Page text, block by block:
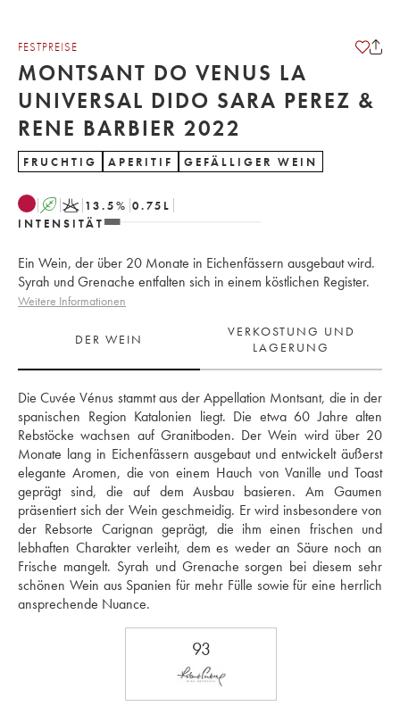
FESTPREISE
MONTSANT DO VENUS LA
UNIVERSAL DIDO SARA PEREZ &
RENE BARBIER 2022
FRUCHTIG APERITIF GEFÄLLIGER WEIN
A K 13.5% 0.75 L
INTENSITÄT
Ein Wein, der über 20 Monate in Eichenfässern ausgebaut wird.
Syrah und Grenache entfalten sich in einem köstlichen Register.
Weitere Informationen
DER WEIN
VERKOSTUNG UND
LAGERUNG
Die Cuvée Vénus stammt aus der Appellation Montsant, die in der
spanischen Region Katalonien liegt. Die etwa 60 Jahre alten
Rebstöcke wachsen auf Granitboden. Der Wein wird über 20
Monate lang in Eichenfässern ausgebaut und entwickelt äußerst
elegante Aromen, die von einem Hauch von Vanille und Toast
geprägt sind, die auf dem Ausbau basieren. Am Gaumen
präsentiert sich der Wein geschmeidig. Er wird insbesondere von
der Rebsorte Carignan geprägt, die ihm einen frischen und
lebhaften Charakter verleiht, dem es weder an Säure noch an
Frische mangelt. Syrah und Grenache sorgen bei diesem sehr
schönen Wein aus Spanien für mehr Fülle sowie für eine herrlich
ansprechende Nuance.
93